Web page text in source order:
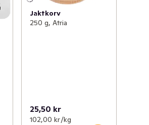
Jaktkorv
250 g, Atria
25,50 kr
102,00 kr /kg